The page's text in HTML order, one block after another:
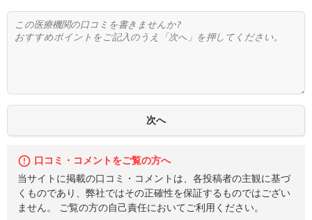
口コミ・コメントをご覧の方へ
当サイトに掲載の口コミ・コメントは、各投稿者の主観に基づ
くものであり、弊社ではその正確性を保証するものではござい
ません。 ご覧の方の自己責任においてご利用ください。